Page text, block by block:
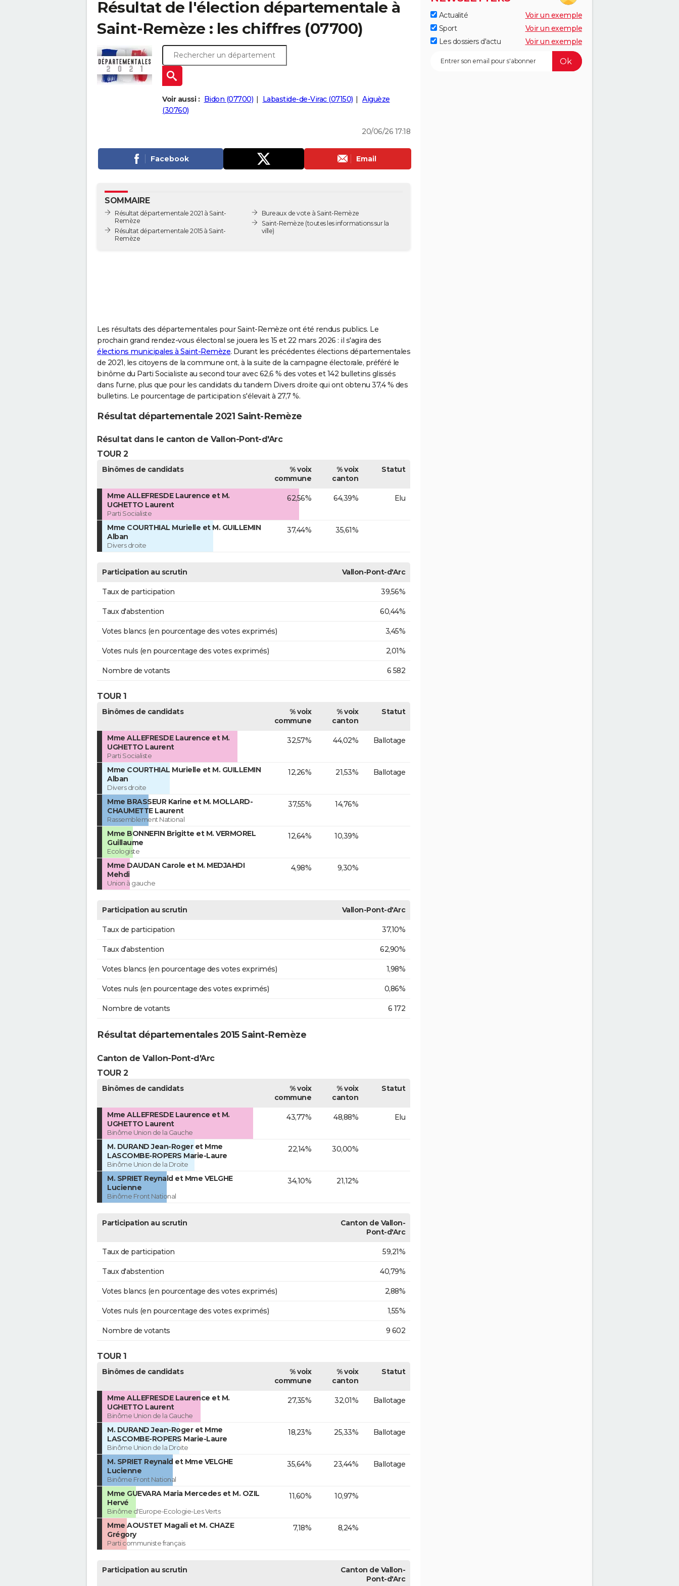
Résultat de l'élection départementale à
Saint-Remèze : les chiffres (07700)
Voir aussi : Bidon (07700) Labastide-de-Virac (07150)
Aiguèze
(30760)
20/06/26 17:18
Facebook Email
SOMMAIRE
Résultat départementale 2021 à Saint-
Remèze
Résultat départementale 2015 à Saint-
Remèze
Bureaux de vote à Saint-Remèze
Saint-Remèze (toutes les informations sur la
ville)
Les résultats des départementales pour Saint-Remèze ont été rendus publics. Le
prochain grand rendez-vous électoral se jouera les 15 et 22 mars 2026 : il s'agira des
élections municipales à Saint-Remèze. Durant les précédentes élections départementales
de 2021, les citoyens de la commune ont, à la suite de la campagne électorale, préféré le
binôme du Parti Socialiste au second tour avec 62,6 % des votes et 142 bulletins glissés
dans l'urne, plus que pour les candidats du tandem Divers droite qui ont obtenu 37,4 % des
bulletins. Le pourcentage de participation s'élevait à 27,7 %.
Résultat départementale 2021 Saint-Remèze
Résultat dans le canton de Vallon-Pont-d'Arc
TOUR 2
Binômes de candidats
% voix
commune
% voix
canton
Statut
Mme ALLEFRESDE Laurence et M.
UGHETTO Laurent
Parti Socialiste
62,56% 64,39% Elu
Mme COURTHIAL Murielle et M. GUILLEMIN
Alban
Divers droite
37,44% 35,61%
Participation au scrutin Vallon-Pont-d'Arc
Taux de participation 39,56%
Taux d'abstention 60,44%
Votes blancs (en pourcentage des votes exprimés) 3,45%
Votes nuls (en pourcentage des votes exprimés) 2,01%
Nombre de votants 6 582
TOUR 1
Binômes de candidats
% voix
commune
% voix
canton
Statut
Mme ALLEFRESDE Laurence et M.
UGHETTO Laurent
Parti Socialiste
32,57% 44,02% Ballotage
Mme COURTHIAL Murielle et M. GUILLEMIN
Alban
Divers droite
12,26% 21,53% Ballotage
Mme BRASSEUR Karine et M. MOLLARD-
CHAUMETTE Laurent
Rassemblement National
37,55% 14,76%
Mme BONNEFIN Brigitte et M. VERMOREL
Guillaume
Ecologiste
12,64% 10,39%
Mme DAUDAN Carole et M. MEDJAHDI
Mehdi
Union à gauche
4,98% 9,30%
Participation au scrutin Vallon-Pont-d'Arc
Taux de participation 37,10%
Taux d'abstention 62,90%
Votes blancs (en pourcentage des votes exprimés) 1,98%
Votes nuls (en pourcentage des votes exprimés) 0,86%
Nombre de votants 6 172
Résultat départementales 2015 Saint-Remèze
Canton de Vallon-Pont-d'Arc
TOUR 2
Binômes de candidats
% voix
commune
% voix
canton
Statut
Mme ALLEFRESDE Laurence et M.
UGHETTO Laurent
Binôme Union de la Gauche
43,77% 48,88% Elu
M. DURAND Jean-Roger et Mme
LASCOMBE-ROPERS Marie-Laure
Binôme Union de la Droite
22,14% 30,00%
M. SPRIET Reynald et Mme VELGHE
Lucienne
Binôme Front National
34,10% 21,12%
Participation au scrutin
Canton de Vallon-
Pont-d'Arc
Taux de participation 59,21%
Taux d'abstention 40,79%
Votes blancs (en pourcentage des votes exprimés) 2,88%
Votes nuls (en pourcentage des votes exprimés) 1,55%
Nombre de votants 9 602
TOUR 1
Binômes de candidats
% voix
commune
% voix
canton
Statut
Mme ALLEFRESDE Laurence et M.
UGHETTO Laurent
Binôme Union de la Gauche
27,35% 32,01% Ballotage
M. DURAND Jean-Roger et Mme
LASCOMBE-ROPERS Marie-Laure
Binôme Union de la Droite
18,23% 25,33% Ballotage
M. SPRIET Reynald et Mme VELGHE
Lucienne
Binôme Front National
35,64% 23,44% Ballotage
Mme GUEVARA Maria Mercedes et M. OZIL
Hervé
Binôme d'Europe-Ecologie-Les Verts
11,60% 10,97%
Mme AOUSTET Magali et M. CHAZE
Grégory
Parti communiste français
7,18% 8,24%
Participation au scrutin
Canton de Vallon-
Pont-d'Arc
Actualité
Voir un exemple
Sport
Voir un exemple
Les dossiers d'actu
Voir un exemple